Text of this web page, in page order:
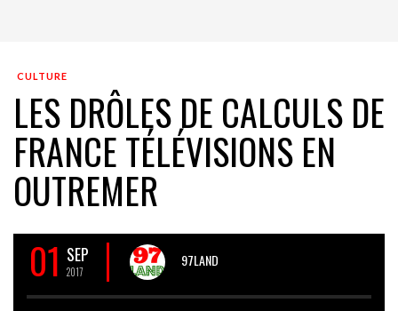
CULTURE
LES DRÔLES DE CALCULS DE
FRANCE TÉLÉVISIONS EN
OUTREMER
01 SEP
2017
97LAND